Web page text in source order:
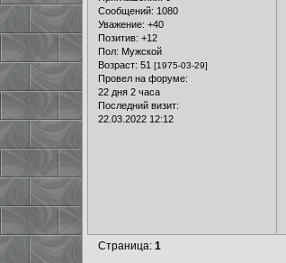
Сообщений: 1080
Уважение: +40
Позитив: +12
Пол: Мужской
Возраст: 51 [1975-03-29]
Провел на форуме:
22 дня 2 часа
Последний визит:
22.03.2022 12:12
Страница:1